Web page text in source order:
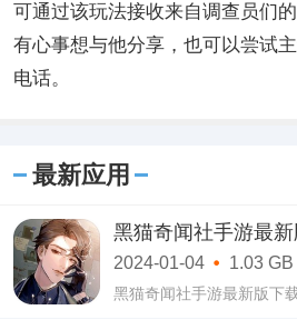
可通过该玩法接收来自调查员们
有心事想与他分享，也可以尝试
电话。
最新应用
黑猫奇闻社手游最
2024-01-04 1.03 GB
黑猫奇闻社手游最新版下